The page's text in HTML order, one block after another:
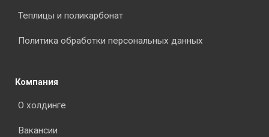
Теплицы и поликарбонат
Политика обработки персональных данных
Компания
О холдинге
Вакансии